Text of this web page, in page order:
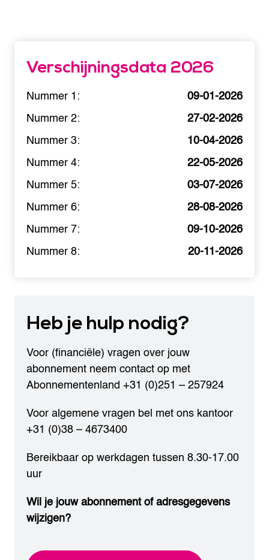
Verschijningsdata 2026
Nummer 1:
09-01-2026
Nummer 2:
27-02-2026
Nummer 3:
10-04-2026
Nummer 4:
22-05-2026
Nummer 5:
03-07-2026
Nummer 6:
28-08-2026
Nummer 7:
09-10-2026
Nummer 8:
20-11-2026
Heb je hulp nodig?
Voor (financiële) vragen over jouw
abonnement neem contact op met
Abonnementenland +31 (0)251 – 257924
Voor algemene vragen bel met ons kantoor
+31 (0)38 – 4673400
Bereikbaar op werkdagen tussen 8.30-17.00
uur
Wil je jouw abonnement of adresgegevens
wijzigen?